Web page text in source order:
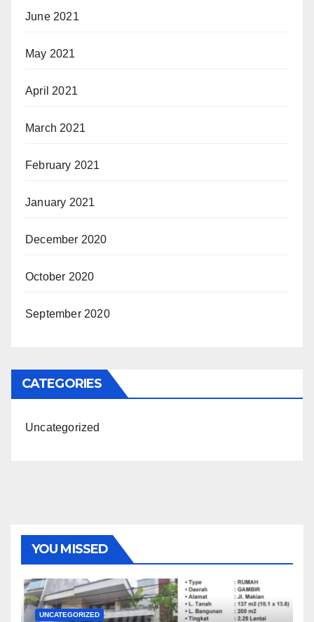
June 2021
May 2021
April 2021
March 2021
February 2021
January 2021
December 2020
October 2020
September 2020
CATEGORIES
Uncategorized
YOU MISSED
UNCATEGORIZED